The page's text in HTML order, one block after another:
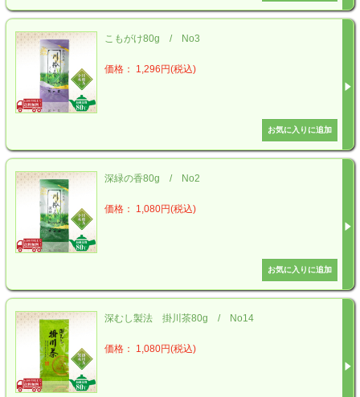
こもがけ80g / No3
価格： 1,296円(税込)
深緑の香80g / No2
価格： 1,080円(税込)
深むし製法 掛川茶80g / No14
価格： 1,080円(税込)